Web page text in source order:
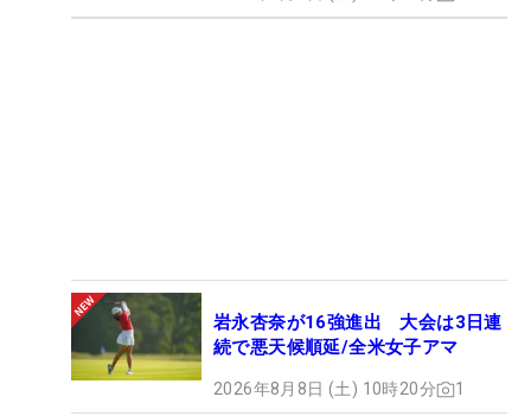
岩永杏奈が16強進出 大会は3日連
続で悪天候順延/全米女子アマ
2026年8月8日 (土) 10時20分 1